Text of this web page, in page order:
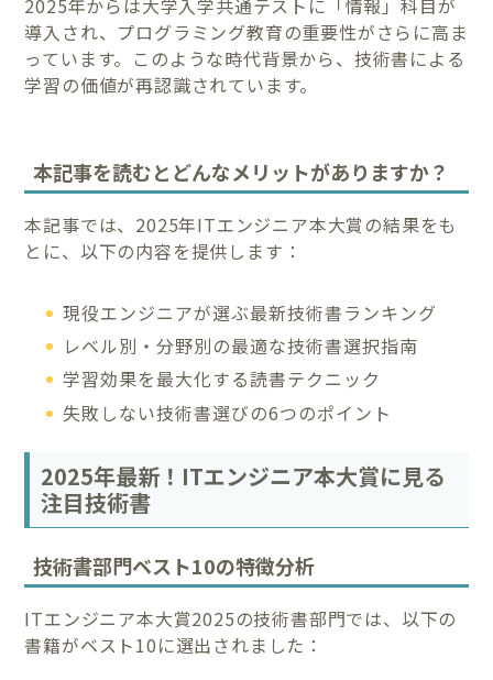
2025年からは大学入学共通テストに「情報」科目が
導入され、プログラミング教育の重要性がさらに高ま
っています。このような時代背景から、技術書による
学習の価値が再認識されています。
本記事を読むとどんなメリットがありますか？
本記事では、2025年ITエンジニア本大賞の結果をも
とに、以下の内容を提供します：
現役エンジニアが選ぶ最新技術書ランキング
レベル別・分野別の最適な技術書選択指南
学習効果を最大化する読書テクニック
失敗しない技術書選びの6つのポイント
2025年最新！ITエンジニア本大賞に見る
注目技術書
技術書部門ベスト10の特徴分析
ITエンジニア本大賞2025の技術書部門では、以下の
書籍がベスト10に選出されました：